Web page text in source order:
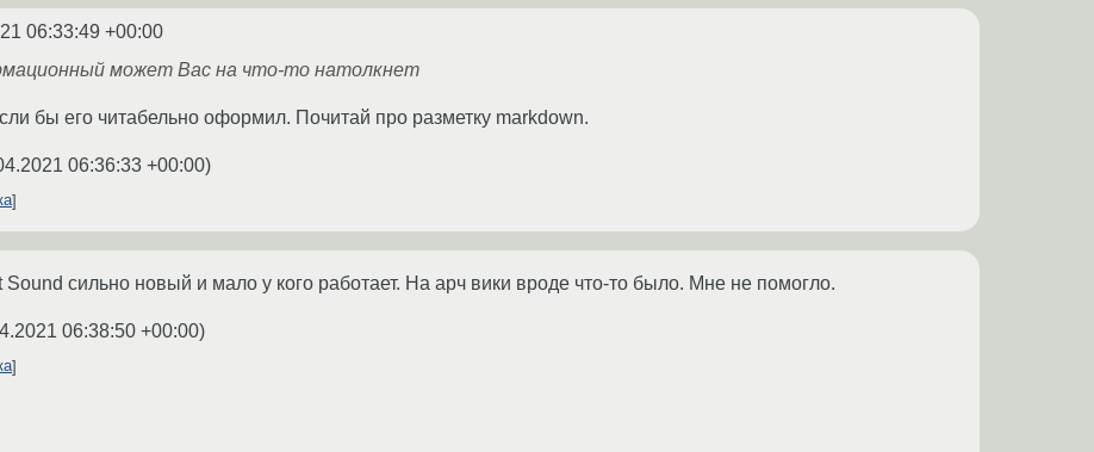
06:33:49 +00:00
может Вас на что-то натолкнет
бы его читабельно оформил. Почитай про разметку markdown.
06:36:33 +00:00)
сильно новый и мало у кого работает. На арч вики вроде что-то было. Мне не помогло.
06:38:50 +00:00)